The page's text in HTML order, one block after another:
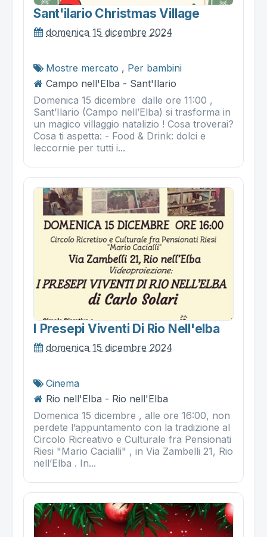
Sant'ilario Christmas Village
domenica 15 dicembre 2024
Mostre mercato , Per bambini
Campo nell'Elba - Sant'Ilario
Domenica 15 dicembre dalle ore 11:00 ,
Sant’Ilario (Campo nell’Elba) si trasforma in
un magico villaggio natalizio ! Cosa troverai?
Cosa ti aspetta: - Food & Drink: dolci e
leccornie per tutti i...
I Presepi Viventi Di Rio Nell'elba
domenica 15 dicembre 2024
Cinema
Rio nell'Elba - Rio nell'Elba
Domenica 15 dicembre , alle ore 16:00, non
perdete l’appuntamento con la tradizione al
Circolo Ricreativo e Culturale fra Pensionati
Riesi "Mario Cacialli" , in Via Zambelli 21, Rio
nell’Elba . In...